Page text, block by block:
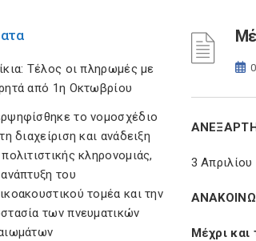
Τέλος οι πληρωμές με
από 1η Οκτωβρίου
το νομοσχέδιο
διαχείριση και ανάδειξη
κληρονομιάς,
του
τομέα και την
των πνευματικών
3 Απριλίου
Μέχρι